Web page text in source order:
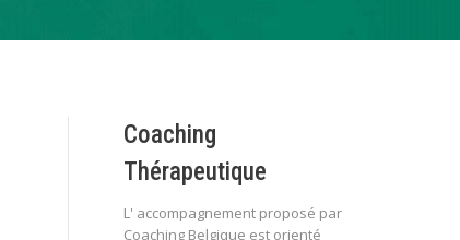
Coaching
Thérapeutique
L' accompagnement proposé par
Coaching Belgique est orienté